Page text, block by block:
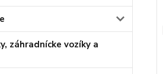
záhradnícke vozíky a